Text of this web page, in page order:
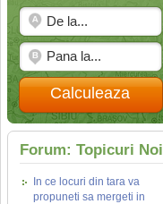
Calculeaza
Forum: Topicuri Noi
In ce locuri din tara va
propuneti sa mergeti in